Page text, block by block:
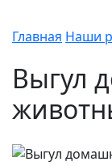
Главная Наши
Выгул